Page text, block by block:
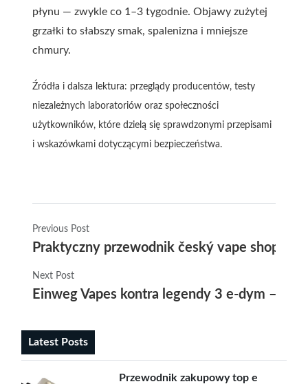
płynu — zwykle co 1–3 tygodnie. Objawy zużytej
grzałki to słabszy smak, spalenizna i mniejsze
chmury.
Źródła i dalsza lektura: przeglądy producentów, testy
niezależnych laboratoriów oraz społeczności
użytkowników, które dzielą się sprawdzonymi przepisami
i wskazówkami dotyczącymi bezpieczeństwa.
Previous Post
Praktyczny przewodnik český vape shop
Next Post
Einweg Vapes kontra legendy 3 e-dym –
Latest Posts
Przewodnik zakupowy top e